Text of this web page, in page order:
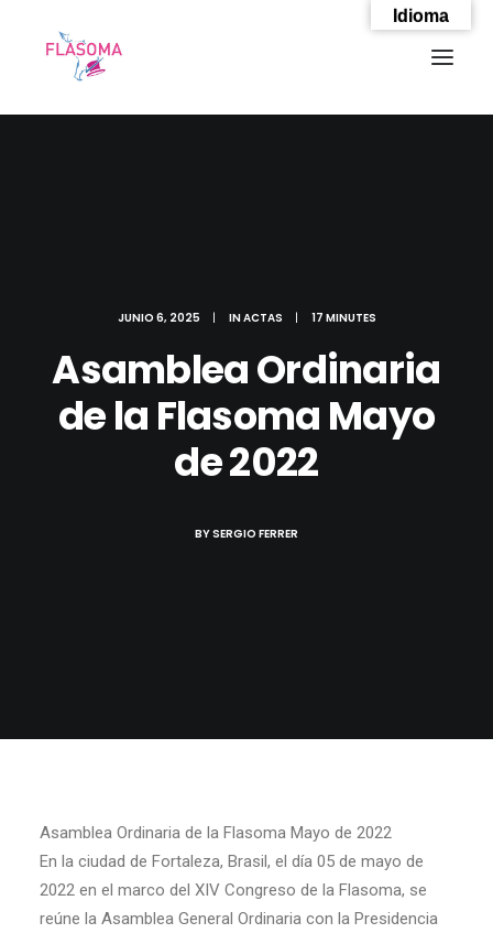
SEARCH
JUNIO 6, 2025 | INACTAS | 17 MINUTES
Asamblea Ordinaria
de la Flasoma Mayo
de 2022
BYSERGIO FERRER
Asamblea Ordinaria de la Flasoma Mayo de 2022
En la ciudad de Fortaleza, Brasil, el día 05 de mayo de
2022 en el marco del XIV Congreso de la Flasoma, se
reúne la Asamblea General Ordinaria con la Presidencia
Idioma